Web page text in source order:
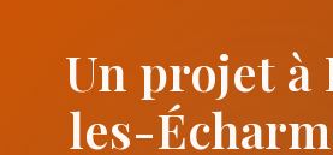
Un projet à
les-